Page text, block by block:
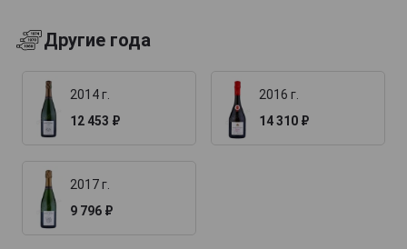
Другие года
2014 г.
12 453 ₽
2016 г.
14 310 ₽
2017 г.
9 796 ₽